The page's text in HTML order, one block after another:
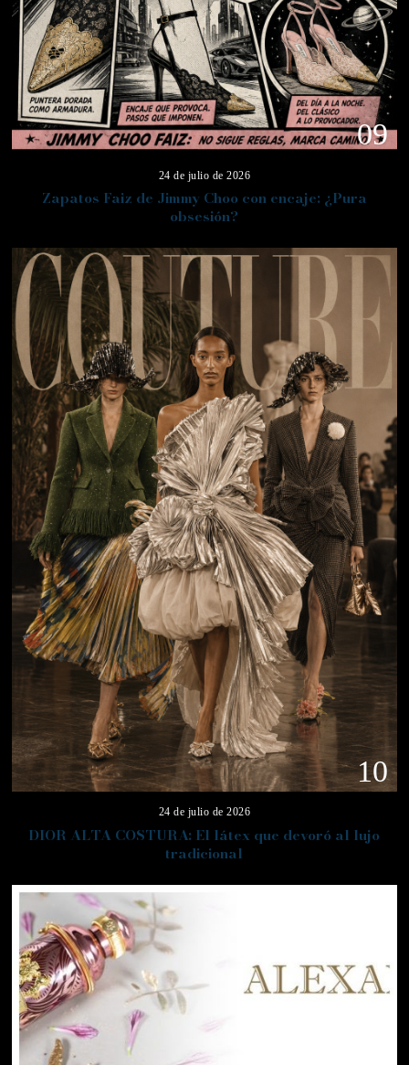
09
24 de julio de 2026
Zapatos Faiz de Jimmy Choo con encaje: ¿Pura
obsesión?
10
24 de julio de 2026
DIOR ALTA COSTURA: El látex que devoró al lujo
tradicional